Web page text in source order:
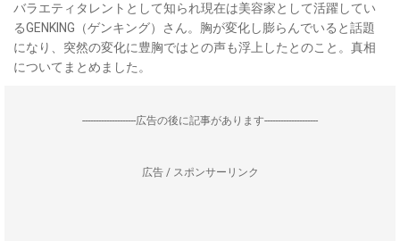
バラエティタレントとして知られ現在は美容家として活躍してい
るGENKING（ゲンキング）さん。胸が変化し膨らんでいると話題
になり、突然の変化に豊胸ではとの声も浮上したとのこと。真相
についてまとめました。
--------------------広告の後に記事があります--------------------
広告 / スポンサーリンク